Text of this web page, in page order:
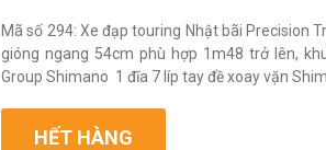
Mã số 294: Xe đạp touring Nhật bãi Precision
gióng ngang 54cm phù hợp 1m48 trở lên,
Group Shimano 1 đĩa 7 líp tay đề xoay vặn
HẾT HÀNG